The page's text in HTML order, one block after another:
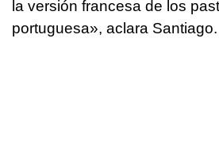
la versión francesa de los
portuguesa», aclara Santiago.